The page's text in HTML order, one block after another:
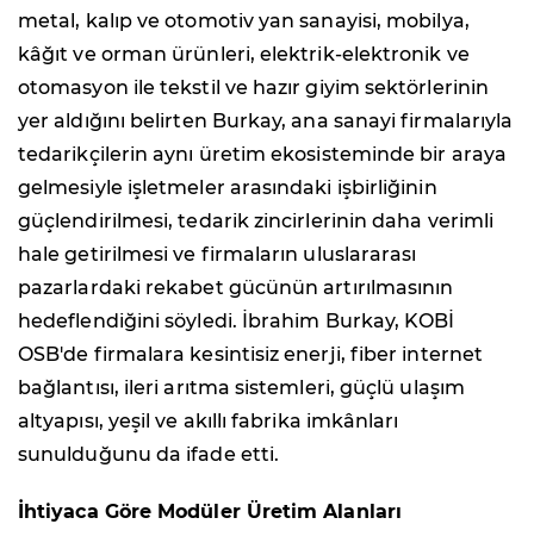
metal, kalıp ve otomotiv yan sanayisi, mobilya,
kâğıt ve orman ürünleri, elektrik-elektronik ve
otomasyon ile tekstil ve hazır giyim sektörlerinin
yer aldığını belirten Burkay, ana sanayi firmalarıyla
tedarikçilerin aynı üretim ekosisteminde bir araya
gelmesiyle işletmeler arasındaki işbirliğinin
güçlendirilmesi, tedarik zincirlerinin daha verimli
hale getirilmesi ve firmaların uluslararası
pazarlardaki rekabet gücünün artırılmasının
hedeflendiğini söyledi. İbrahim Burkay, KOBİ
OSB'de firmalara kesintisiz enerji, fiber internet
bağlantısı, ileri arıtma sistemleri, güçlü ulaşım
altyapısı, yeşil ve akıllı fabrika imkânları
sunulduğunu da ifade etti.
İhtiyaca Göre Modüler Üretim Alanları